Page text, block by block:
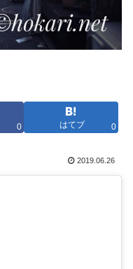
0 はてブ 0
2019.06.26